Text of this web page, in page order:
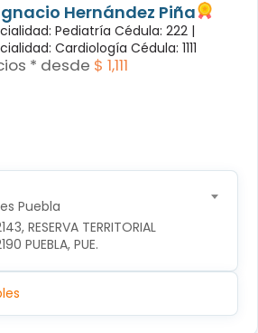
Hernández Piña
Pediatría Cédula: 222 |
Cardiología Cédula: 1111
* desde $ 1,111
Puebla
RESERVA TERRITORIAL
PUEBLA, PUE.